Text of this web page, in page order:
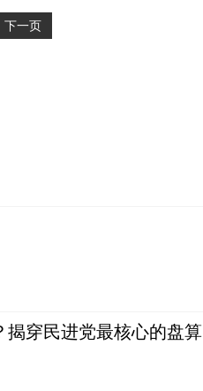
下一页
揭穿民进党最核心的盘算